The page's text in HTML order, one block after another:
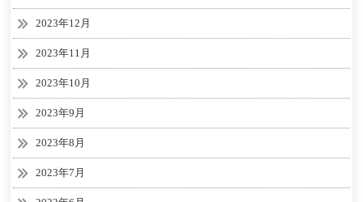
2023年12月
2023年11月
2023年10月
2023年9月
2023年8月
2023年7月